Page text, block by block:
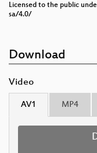
Licensed to the public
sa/4.0/
Download
Video
AV1 MP4